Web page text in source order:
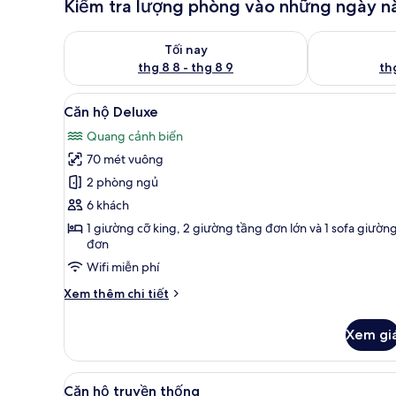
Kiểm tra lượng phòng vào những ngày
Tối nay
thg 8 8 - thg 8 9
Kiểm tra lượng phòng tối nay từ thg 8 8 - thg 8 9
Kiểm tra
Xem
tất
cả
ảnh
Căn
hộ
Deluxe
Căn hộ Deluxe | Khu phòng
20
Căn hộ Deluxe
Quang cảnh biển
70 mét vuông
2 phòng ngủ
6 khách
1 giường cỡ king, 2 giường tầng đơn lớn và 1 sofa giường
đơn
Wifi miễn phí
Xem thêm chi tiết
Chi
Căn
hộ
Deluxe
Xem
Xem
Buồng tắm vòi sen, máy sấy
3
Căn hộ truyền thống